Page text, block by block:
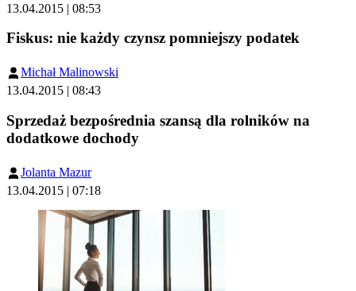
13.04.2015 | 08:53
Fiskus: nie każdy czynsz pomniejszy podatek
Michał Malinowski
13.04.2015 | 08:43
Sprzedaż bezpośrednia szansą dla rolników na
dodatkowe dochody
Jolanta Mazur
13.04.2015 | 07:18